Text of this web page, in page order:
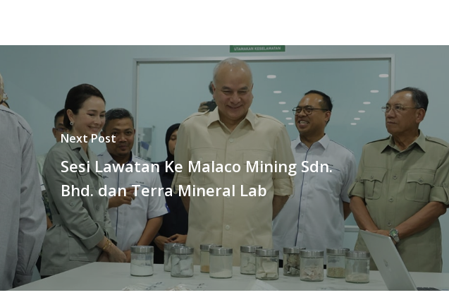
Next Post
Sesi Lawatan Ke Malaco Mining Sdn.
Bhd. dan Terra Mineral Lab